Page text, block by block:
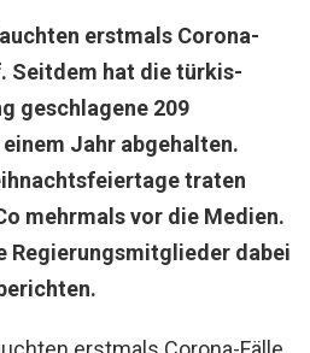
erstmals Corona-
Seitdem hat die türkis-
geschlagene 209
Jahr abgehalten.
traten
mehrmals vor die Medien.
Regierungsmitglieder dabei